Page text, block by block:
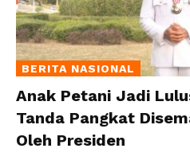
BERITA NASIONAL
Anak Petani Jadi
Tanda Pangkat
Oleh Presiden